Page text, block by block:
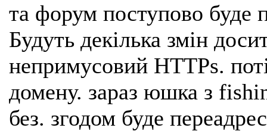
та форум поступово буде
Будуть декілька змін
непримусовий HTTPs.
домену. зараз юшка з
без. згодом буде